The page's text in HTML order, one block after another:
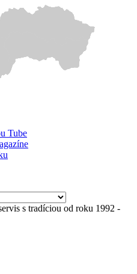
s tradíciou od roku 1992 -